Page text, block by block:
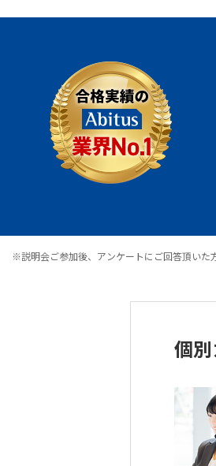
※説明会ご参加後、アンケートにご回答頂いた
個